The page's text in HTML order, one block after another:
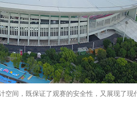
间，既保证了观赛的安全性，又展现了